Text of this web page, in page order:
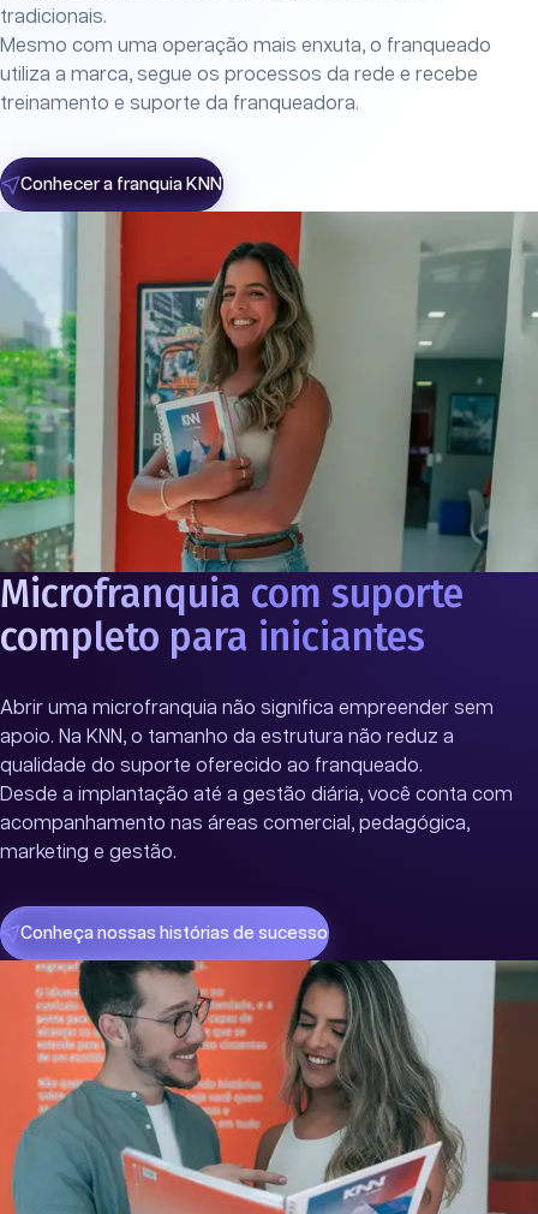
tradicionais.
Mesmo com uma operação mais enxuta, o franqueado
utiliza a marca, segue os processos da rede e recebe
treinamento e suporte da franqueadora.
Conhecer a franquia KNN
Microfranquia com suporte
completo para iniciantes
Abrir uma microfranquia não significa empreender sem
apoio. Na KNN, o tamanho da estrutura não reduz a
qualidade do suporte oferecido ao franqueado.
Desde a implantação até a gestão diária, você conta com
acompanhamento nas áreas comercial, pedagógica,
marketing e gestão.
Conheça nossas histórias de sucesso